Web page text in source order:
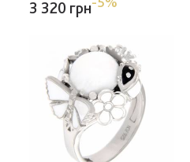
3 320 грн